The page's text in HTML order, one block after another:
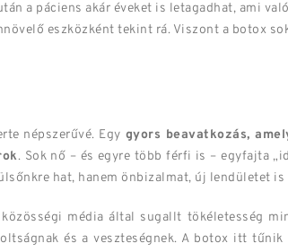
a páciens akár éveket is letagadhat, ami
eszközként tekint rá. Viszont a botox
népszerűvé. Egy gyors beavatkozás,
. Sok nő – és egyre több férfi is – egyfajta
hat, hanem önbizalmat, új lendületet is
média által sugallt tökéletesség
és a veszteségnek. A botox itt